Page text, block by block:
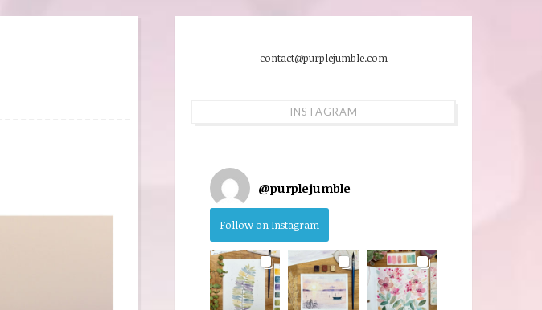
contact@purplejumble.com
INSTAGRAM
@purplejumble
Follow on Instagram